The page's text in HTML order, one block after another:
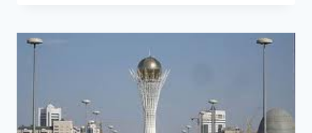
ÇERÇEVESINDE
GERÇEKLEŞTIRILEN
REFORMLAR